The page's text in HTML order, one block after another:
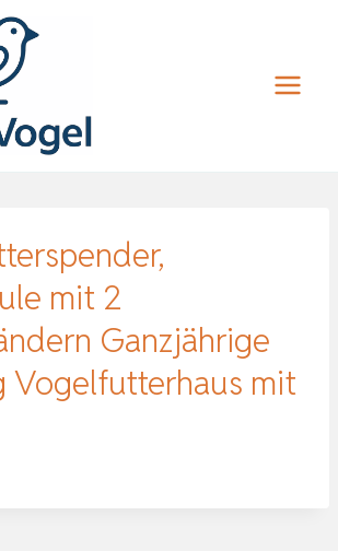
mit 2
Ganzjährige
Vogelfutterhaus mit